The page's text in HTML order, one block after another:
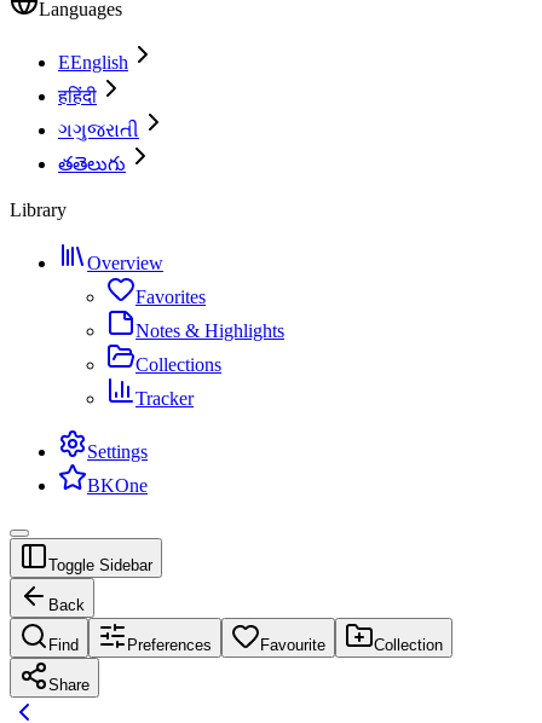
Languages
EEnglish
हहिंदी
ગગુજરાતી
తతెలుగు
Library
Overview
Favorites
Notes & Highlights
Collections
Tracker
Settings
BKOne
Toggle Sidebar
Back
Find Preferences Favourite Collection
Share